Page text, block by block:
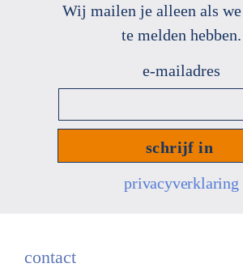
Wij mailen je alleen als we
te melden hebben.
mailadres
privacyverklaring
contact